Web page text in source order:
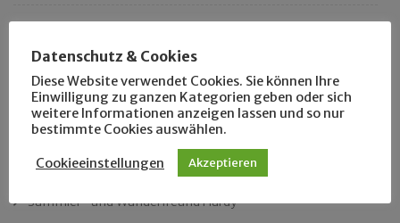
Rennfahrer in Schönefeld und Zschocher
Zu Fuß durch Anger-Crottendorf
Sammler- und Wanderfreund Hardy
Datenschutz & Cookies
Diese Website verwendet Cookies. Sie können Ihre
Einwilligung zu ganzen Kategorien geben oder sich
weitere Informationen anzeigen lassen und so nur
bestimmte Cookies auswählen.
Cookieeinstellungen Akzeptieren